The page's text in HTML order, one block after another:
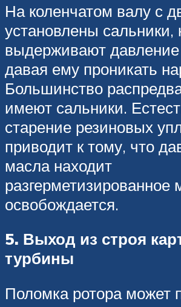
На коленчатом валу с
установлены сальники,
выдерживают
давая ему проникать
Большинство
имеют сальники.
старение резиновых
приводит к тому, что
масла находит
разгерметизированное
освобождается.
5. Выход из строя
турбины
Поломка ротора может